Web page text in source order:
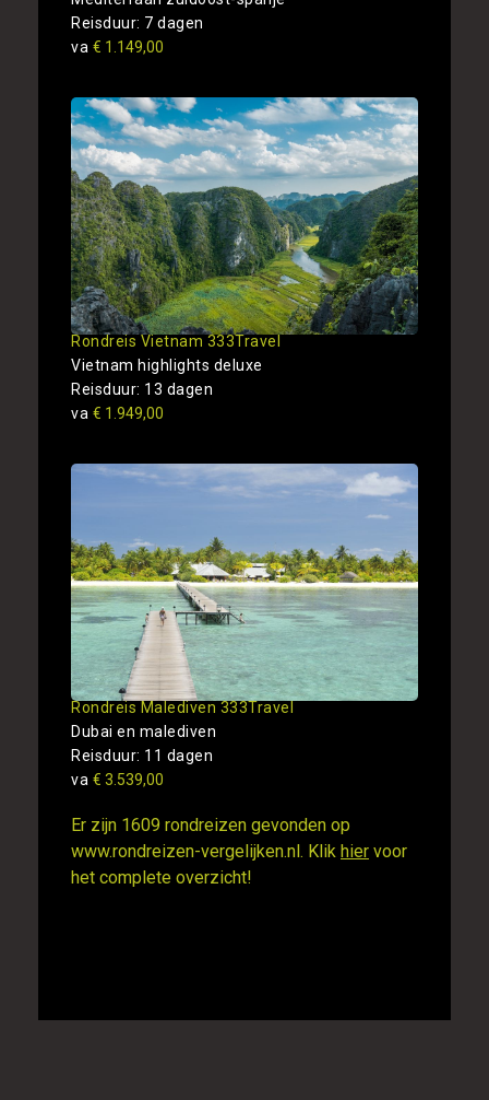
Reisduur: 7 dagen
va € 1.149,00
Rondreis Vietnam 333Travel
Vietnam highlights deluxe
Reisduur: 13 dagen
va € 1.949,00
Rondreis Malediven 333Travel
Dubai en malediven
Reisduur: 11 dagen
va € 3.539,00
Er zijn 1609 rondreizen gevonden op
www.rondreizen-vergelijken.nl. Klik hier voor
het complete overzicht!